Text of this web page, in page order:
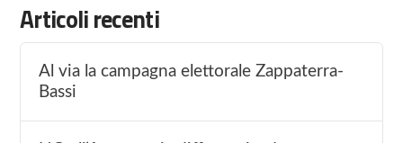
Articoli recenti
Al via la campagna elettorale Zappaterra-
Bassi